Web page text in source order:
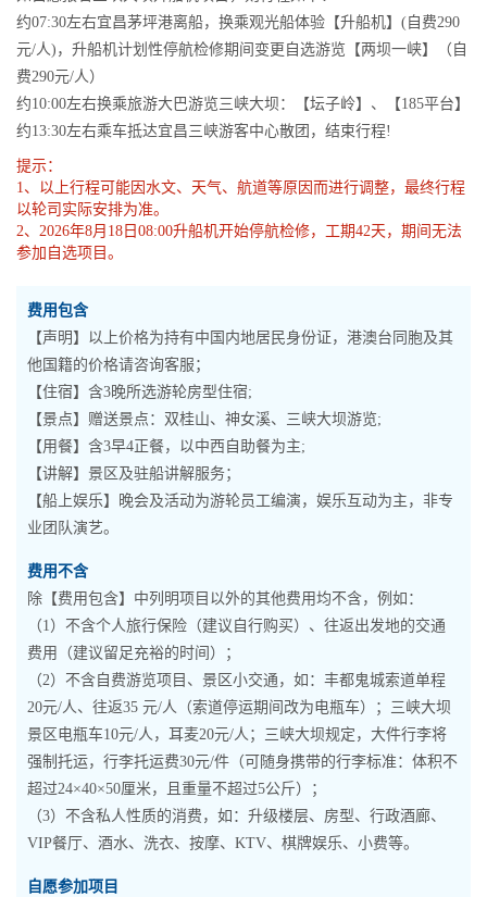
约07:30左右宜昌茅坪港离船，换乘观光船体验【升船机】(自费290
元/人)，升船机计划性停航检修期间变更自选游览【两坝一峡】（自
费290元/人）
约10:00左右换乘旅游大巴游览三峡大坝：【坛子岭】、【185平台】
约13:30左右乘车抵达宜昌三峡游客中心散团，结束行程!
提示：
1、以上行程可能因水文、天气、航道等原因而进行调整，最终行程
以轮司实际安排为准。
2、2026年8月18日08:00升船机开始停航检修，工期42天，期间无法
参加自选项目。
费用包含
【声明】以上价格为持有中国内地居民身份证，港澳台同胞及其
他国籍的价格请咨询客服；
【住宿】含3晚所选游轮房型住宿;
【景点】赠送景点：双桂山、神女溪、三峡大坝游览;
【用餐】含3早4正餐，以中西自助餐为主;
【讲解】景区及驻船讲解服务；
【船上娱乐】晚会及活动为游轮员工编演，娱乐互动为主，非专
业团队演艺。
费用不含
除【费用包含】中列明项目以外的其他费用均不含，例如：
（1）不含个人旅行保险（建议自行购买）、往返出发地的交通
费用（建议留足充裕的时间）；
（2）不含自费游览项目、景区小交通，如：丰都鬼城索道单程
20元/人、往返35 元/人（索道停运期间改为电瓶车）；三峡大坝
景区电瓶车10元/人，耳麦20元/人；三峡大坝规定，大件行李将
强制托运，行李托运费30元/件（可随身携带的行李标准：体积不
超过24×40×50厘米，且重量不超过5公斤）；
（3）不含私人性质的消费，如：升级楼层、房型、行政酒廊、
VIP餐厅、酒水、洗衣、按摩、KTV、棋牌娱乐、小费等。
自愿参加项目